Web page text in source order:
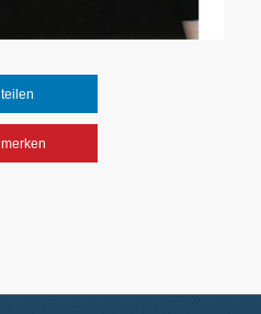
teilen
merken